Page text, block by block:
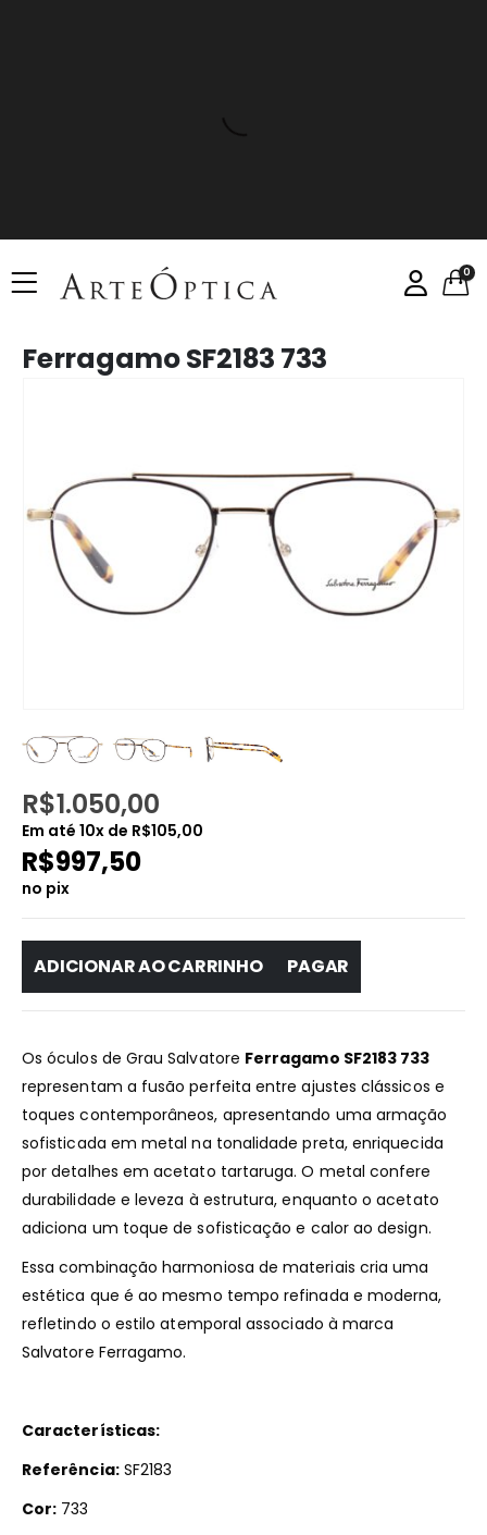
0
Ferragamo SF2183 733
R$1.050,00
Em até 10x de R$105,00
R$997,50
no pix
ADICIONAR AO CARRINHO PAGAR
Os óculos de Grau Salvatore Ferragamo SF2183 733
representam a fusão perfeita entre ajustes clássicos e
toques contemporâneos, apresentando uma armação
sofisticada em metal na tonalidade preta, enriquecida
por detalhes em acetato tartaruga. O metal confere
durabilidade e leveza à estrutura, enquanto o acetato
adiciona um toque de sofisticação e calor ao design.
Essa combinação harmoniosa de materiais cria uma
estética que é ao mesmo tempo refinada e moderna,
refletindo o estilo atemporal associado à marca
Salvatore Ferragamo.
Características:
Referência:SF2183
Cor: 733